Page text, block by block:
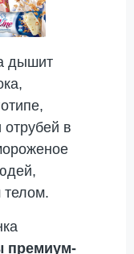
дышит
отрубей в
телом.
премиум-